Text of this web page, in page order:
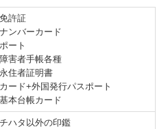
許証
ンバーカード
ート
害者手帳各種
住者証明書
ード+外国発行パスポート
本台帳カード
ハタ以外の印鑑